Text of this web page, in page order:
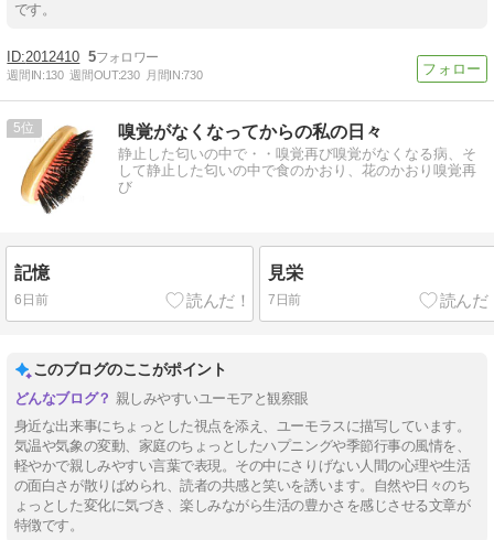
です。
2012410 5
週間IN:130 週間OUT:230 月間IN:730
5 嗅覚がなくなってからの私の日々
静止した匂いの中で・・嗅覚再び嗅覚がなくなる病、そ
して静止した匂いの中で食のかおり、花のかおり嗅覚再
び
記憶
6日前
見栄
7日前
このブログのここがポイント
親しみやすいユーモアと観察眼
身近な出来事にちょっとした視点を添え、ユーモラスに描写しています。
気温や気象の変動、家庭のちょっとしたハプニングや季節行事の風情を、
軽やかで親しみやすい言葉で表現。その中にさりげない人間の心理や生活
の面白さが散りばめられ、読者の共感と笑いを誘います。自然や日々のち
ょっとした変化に気づき、楽しみながら生活の豊かさを感じさせる文章が
特徴です。